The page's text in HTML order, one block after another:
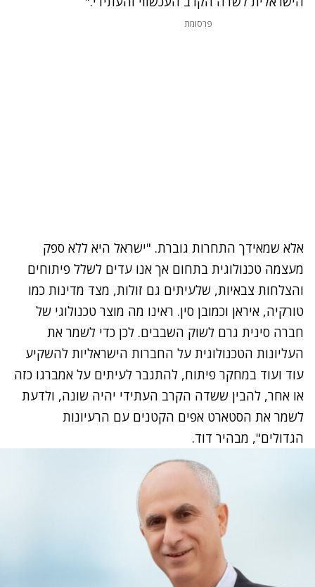
פרסומת
אלא שמאידך התחרות גוברת. "ישראל היא ללא ספק
מעצמה טכנולוגית בתחום אך אנו עדים לשלל פיתוחים
והצלחות צבאיות, שלעיתים גם זולות, מצד מדינות כמו
טורקיה, איראן וכמובן סין. ראינו מה מוצר טכנולוגי של
חברה סינית גרם לשוק השבבים. לכן כדי לשמר את
העליונות הטכנולוגית על החברות הישראליות להשקיע
עוד ועוד במחקר פיתוח, להתגבר לעיתים על אמברגו כזה
או אחר, להבין ששדה הקרב העתידי יהיה שונה, ולדעת
לשמר את הסטארט אפים הקטנים עם הרעיונות
הגדולים", מבהיר דוד.